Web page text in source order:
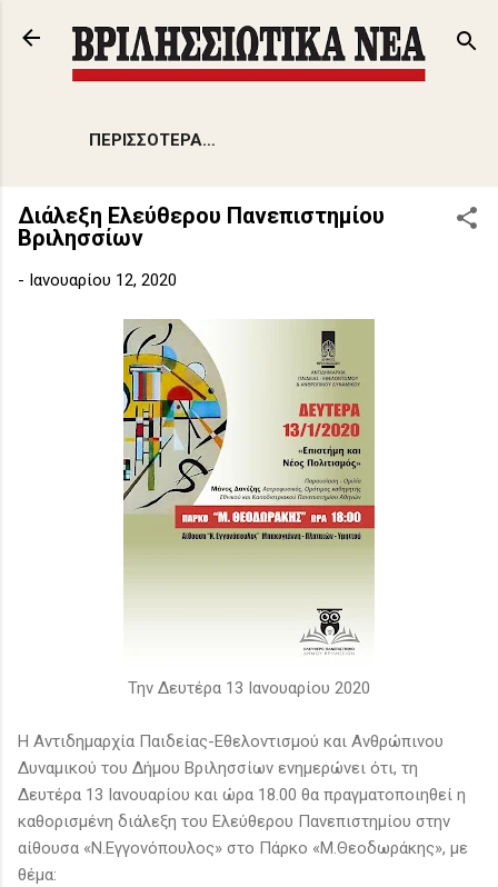
Μετάβαση στο κύριο περιεχόμενο
ΠΕΡΙΣΣΌΤΕΡΑ…
Διάλεξη Ελεύθερου Πανεπιστημίου
Βριλησσίων
- Ιανουαρίου 12, 2020
Την Δευτέρα 13 Ιανουαρίου 2020
Η Αντιδημαρχία Παιδείας-Εθελοντισμού και Ανθρώπινου
Δυναμικού του Δήμου Βριλησσίων ενημερώνει ότι, τη
Δευτέρα 13 Ιανουαρίου και ώρα 18.00 θα πραγματοποιηθεί η
καθορισμένη διάλεξη του Ελεύθερου Πανεπιστημίου στην
αίθουσα «Ν.Εγγονόπουλος» στο Πάρκο «Μ.Θεοδωράκης», με
θέμα: